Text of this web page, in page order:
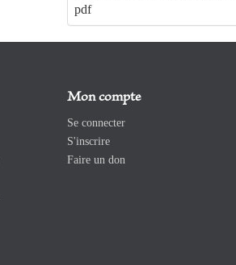
pdf
Mon compte
Se connecter
S'inscrire
Faire un don